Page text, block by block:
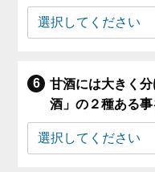
甘酒には大きく
酒」の２種ある